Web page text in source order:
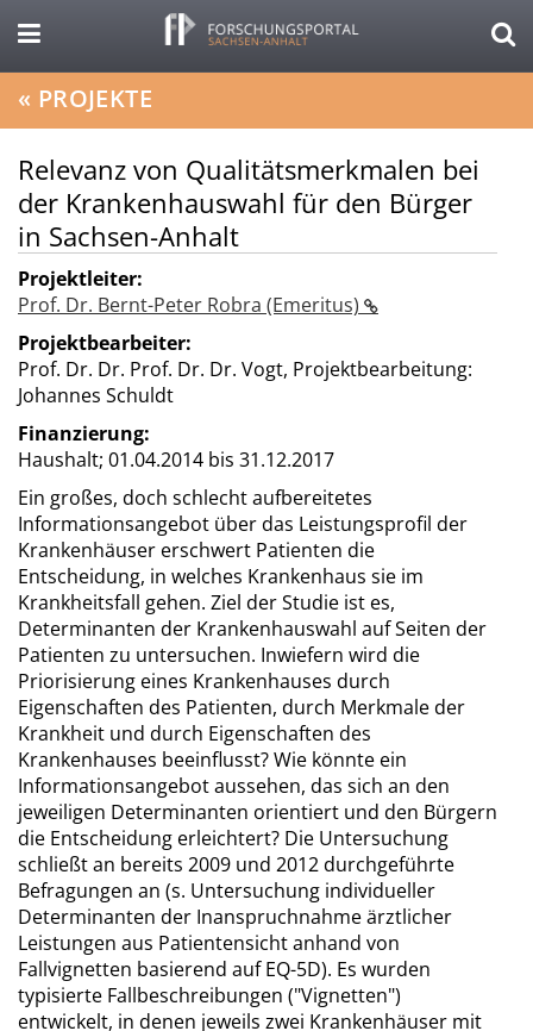
« PROJEKTE
Relevanz von Qualitätsmerkmalen bei
der Krankenhauswahl für den Bürger
in Sachsen-Anhalt
Projektleiter:
Prof. Dr. Bernt-Peter Robra (Emeritus)
Projektbearbeiter:
Prof. Dr. Dr. Prof. Dr. Dr. Vogt, Projektbearbeitung:
Johannes Schuldt
Finanzierung:
Haushalt; 01.04.2014 bis 31.12.2017
Ein großes, doch schlecht aufbereitetes
Informationsangebot über das Leistungsprofil der
Krankenhäuser erschwert Patienten die
Entscheidung, in welches Krankenhaus sie im
Krankheitsfall gehen. Ziel der Studie ist es,
Determinanten der Krankenhauswahl auf Seiten der
Patienten zu untersuchen. Inwiefern wird die
Priorisierung eines Krankenhauses durch
Eigenschaften des Patienten, durch Merkmale der
Krankheit und durch Eigenschaften des
Krankenhauses beeinflusst? Wie könnte ein
Informationsangebot aussehen, das sich an den
jeweiligen Determinanten orientiert und den Bürgern
die Entscheidung erleichtert? Die Untersuchung
schließt an bereits 2009 und 2012 durchgeführte
Befragungen an (s. Untersuchung individueller
Determinanten der Inanspruchnahme ärztlicher
Leistungen aus Patientensicht anhand von
Fallvignetten basierend auf EQ-5D). Es wurden
typisierte Fallbeschreibungen ("Vignetten")
entwickelt, in denen jeweils zwei Krankenhäuser mit